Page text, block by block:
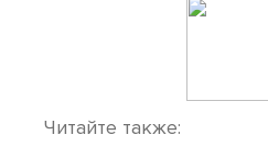
Читайте также: